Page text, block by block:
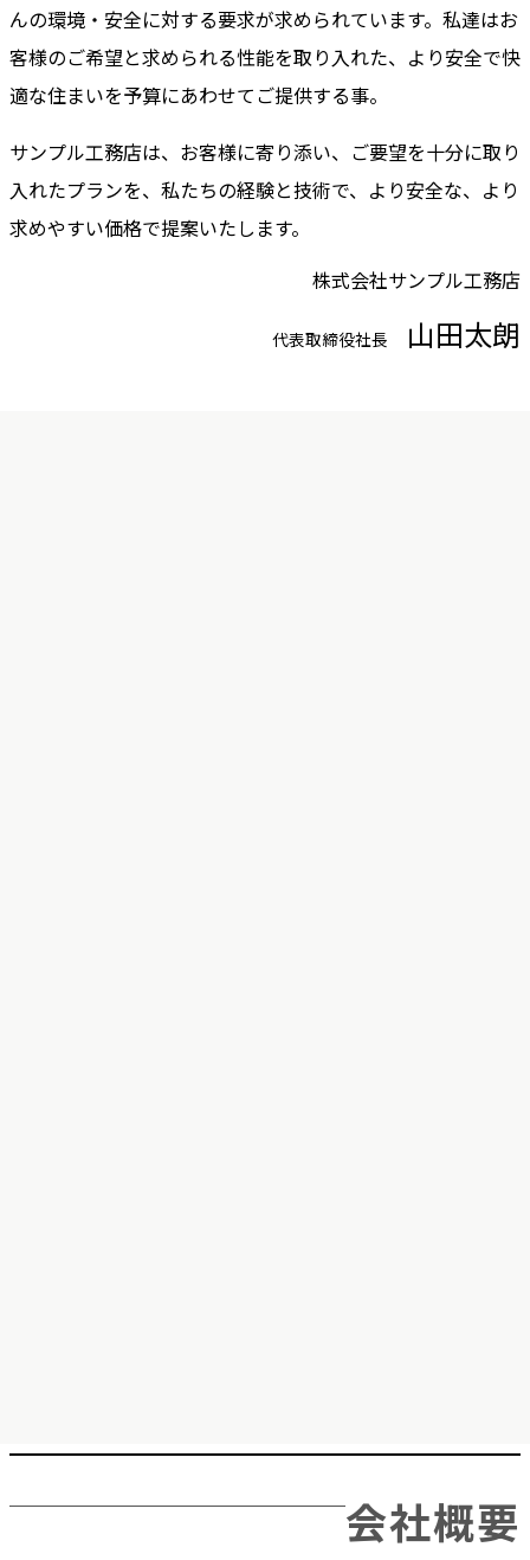
んの環境・安全に対する要求が求められています。私達はお
客様のご希望と求められる性能を取り入れた、より安全で快
適な住まいを予算にあわせてご提供する事。
サンプル工務店は、お客様に寄り添い、ご要望を十分に取り
入れたプランを、私たちの経験と技術で、より安全な、より
求めやすい価格で提案いたします。
株式会社サンプル工務店
代表取締役社長 山田太朗
会社概要